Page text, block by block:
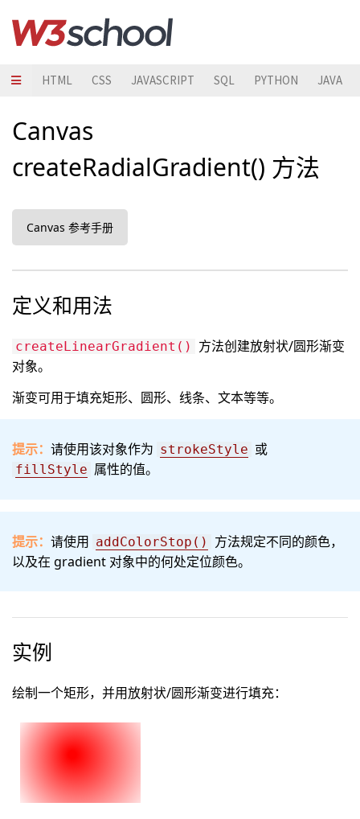
HTML CSS JAVASCRIPT SQL PYTHON JAVA
Canvas
createRadialGradient() 方法
Canvas 参考手册
定义和用法
createLinearGradient()
方法创建放射状/圆形渐变
对象。
渐变可用于填充矩形、圆形、线条、文本等等。
提示： 请使用该对象作为 strokeStyle 或
fillStyle 属性的值。
提示： 请使用 addColorStop()
方法规定不同的颜色，
以及在 gradient 对象中的何处定位颜色。
实例
绘制一个矩形，并用放射状/圆形渐变进行填充：